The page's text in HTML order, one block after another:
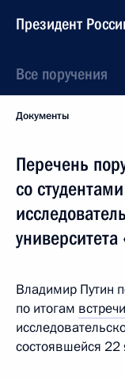
Президент
Все поручения
Документы
Перечень
со
Владимир Путин
по итогам встречи
состоявшейся